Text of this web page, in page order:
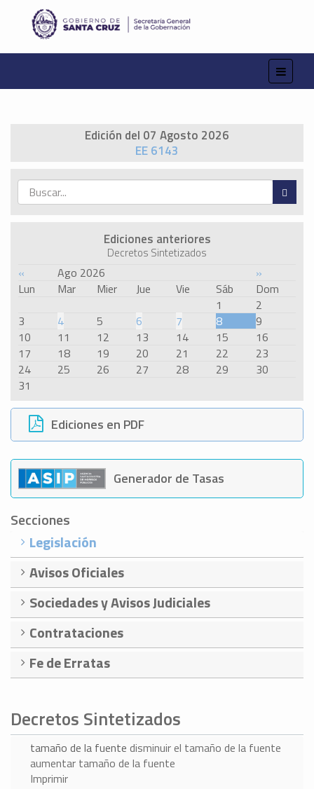
Edición del 07 Agosto 2026
EE 6143
Ediciones anteriores
Decretos Sintetizados
« Ago 2026
»
Lun
Mar Mier Jue Vie Sáb
Dom
1
2
3
4 5 6 7 8
9
10
11 12 13 14 15
16
17
18 19 20 21 22
23
24
25 26 27 28 29
30
31
Ediciones en PDF
Generador de Tasas
Secciones
Legislación
Avisos Oficiales
Sociedades y Avisos Judiciales
Contrataciones
Fe de Erratas
Decretos Sintetizados
tamaño de la fuente disminuir el tamaño de la fuente
aumentar tamaño de la fuente
Imprimir